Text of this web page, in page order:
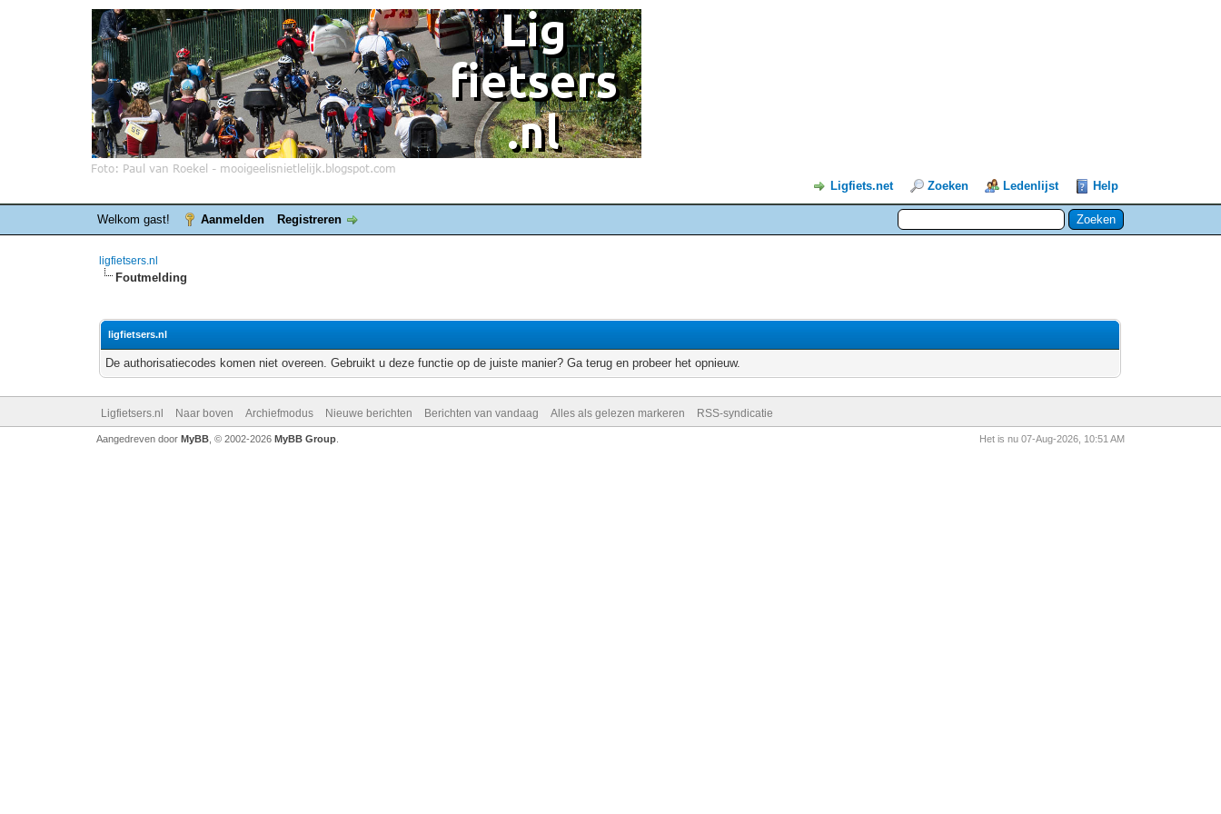
Ligfiets.net Zoeken Ledenlijst Help
Welkom gast! Aanmelden Registreren
ligfietsers.nl
Foutmelding
ligfietsers.nl
De authorisatiecodes komen niet overeen. Gebruikt u deze functie op de juiste manier? Ga terug en probeer het opnieuw.
Ligfietsers.nl Naar boven Archiefmodus Nieuwe berichten Berichten van vandaag Alles als gelezen markeren RSS-syndicatie
Het is nu 07-Aug-2026, 10:51 AM
Aangedreven door MyBB, © 2002-2026 MyBB Group.